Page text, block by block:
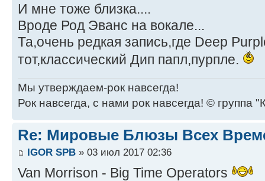
И мне тоже близка....
Вроде Род Эванс на вокале...
Та,очень редкая запись,где Deep
тот,классический Дип папл,пурпле.
Мы утверждаем-рок навсегда!
Рок навсегда, с нами рок навсегда! © группа
Re: Мировые Блюзы Всех
IGOR SPB » 03 июл 2017 02:36
Van Morrison - Big Time Operators